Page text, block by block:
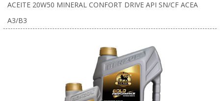
ACEITE 20W50 MINERAL CONFORT DRIVE API SN/CF ACEA
A3/B3